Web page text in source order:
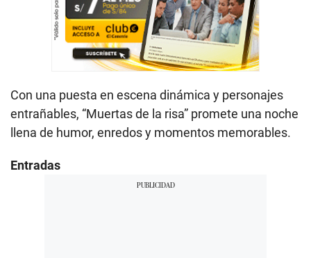
Con una puesta en escena dinámica y personajes
entrañables, “Muertas de la risa” promete una noche
llena de humor, enredos y momentos memorables.
Entradas